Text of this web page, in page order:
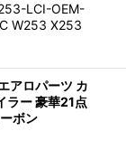
LCI-OEM-
W253 X253
アロパーツ カ
ラー 豪華21点
ボン